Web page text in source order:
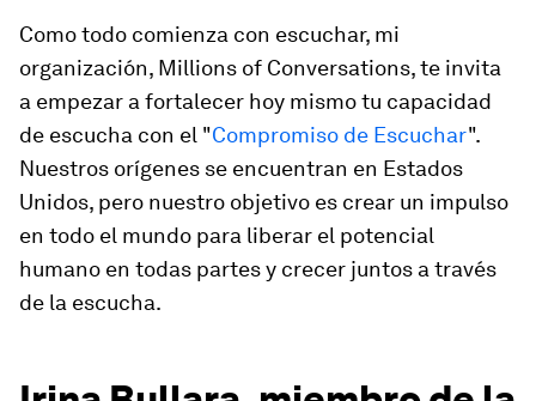
Como todo comienza con escuchar, mi
organización, Millions of Conversations, te invita
a empezar a fortalecer hoy mismo tu capacidad
de escucha con el "Compromiso de Escuchar".
Nuestros orígenes se encuentran en Estados
Unidos, pero nuestro objetivo es crear un impulso
en todo el mundo para liberar el potencial
humano en todas partes y crecer juntos a través
de la escucha.